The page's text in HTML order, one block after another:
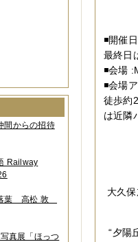
◾️開催
最終日
◾️会場
◾️会場
徒歩約
は近隣
大久
“夕陽
間からの招待
Railway
落葉 高松 敦
真展「ほっつ